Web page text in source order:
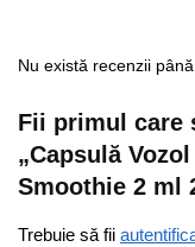
Nu există recenzii
Fii primul care
„Capsulă
Smoothie 2 ml
Trebuie să fii